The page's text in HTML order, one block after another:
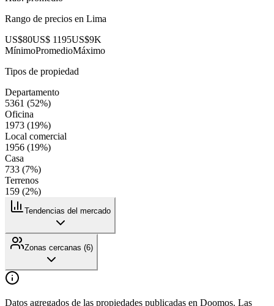
Rango de precios en Lima
US$80US$ 1195US$9K
MínimoPromedioMáximo
Tipos de propiedad
Departamento
5361 (52%)
Oficina
1973 (19%)
Local comercial
1956 (19%)
Casa
733 (7%)
Terrenos
159 (2%)
Tendencias del mercado
Zonas cercanas (6)
Datos agregados de las propiedades publicadas en Doomos. Las